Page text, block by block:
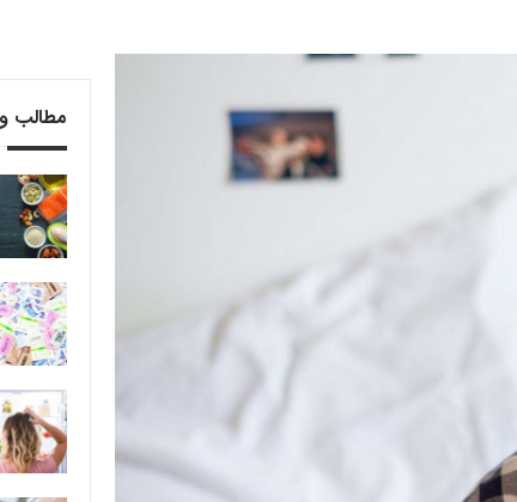
مطالب